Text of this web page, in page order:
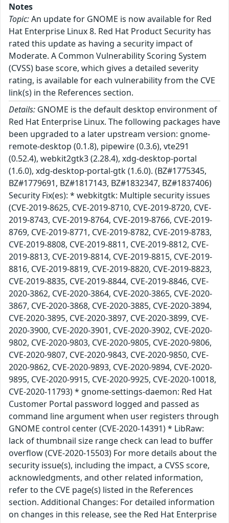
Notes
Topic:An update for GNOME is now available for Red
Hat Enterprise Linux 8. Red Hat Product Security has
rated this update as having a security impact of
Moderate. A Common Vulnerability Scoring System
(CVSS) base score, which gives a detailed severity
rating, is available for each vulnerability from the CVE
link(s) in the References section.
Details: GNOME is the default desktop environment of
Red Hat Enterprise Linux. The following packages have
been upgraded to a later upstream version: gnome-
remote-desktop (0.1.8), pipewire (0.3.6), vte291
(0.52.4), webkit2gtk3 (2.28.4), xdg-desktop-portal
(1.6.0), xdg-desktop-portal-gtk (1.6.0). (BZ#1775345,
BZ#1779691, BZ#1817143, BZ#1832347, BZ#1837406)
Security Fix(es): * webkitgtk: Multiple security issues
(CVE-2019-8625, CVE-2019-8710, CVE-2019-8720, CVE-
2019-8743, CVE-2019-8764, CVE-2019-8766, CVE-2019-
8769, CVE-2019-8771, CVE-2019-8782, CVE-2019-8783,
CVE-2019-8808, CVE-2019-8811, CVE-2019-8812, CVE-
2019-8813, CVE-2019-8814, CVE-2019-8815, CVE-2019-
8816, CVE-2019-8819, CVE-2019-8820, CVE-2019-8823,
CVE-2019-8835, CVE-2019-8844, CVE-2019-8846, CVE-
2020-3862, CVE-2020-3864, CVE-2020-3865, CVE-2020-
3867, CVE-2020-3868, CVE-2020-3885, CVE-2020-3894,
CVE-2020-3895, CVE-2020-3897, CVE-2020-3899, CVE-
2020-3900, CVE-2020-3901, CVE-2020-3902, CVE-2020-
9802, CVE-2020-9803, CVE-2020-9805, CVE-2020-9806,
CVE-2020-9807, CVE-2020-9843, CVE-2020-9850, CVE-
2020-9862, CVE-2020-9893, CVE-2020-9894, CVE-2020-
9895, CVE-2020-9915, CVE-2020-9925, CVE-2020-10018,
CVE-2020-11793) * gnome-settings-daemon: Red Hat
Customer Portal password logged and passed as
command line argument when user registers through
GNOME control center (CVE-2020-14391) * LibRaw:
lack of thumbnail size range check can lead to buffer
overflow (CVE-2020-15503) For more details about the
security issue(s), including the impact, a CVSS score,
acknowledgments, and other related information,
refer to the CVE page(s) listed in the References
section. Additional Changes: For detailed information
on changes in this release, see the Red Hat Enterprise